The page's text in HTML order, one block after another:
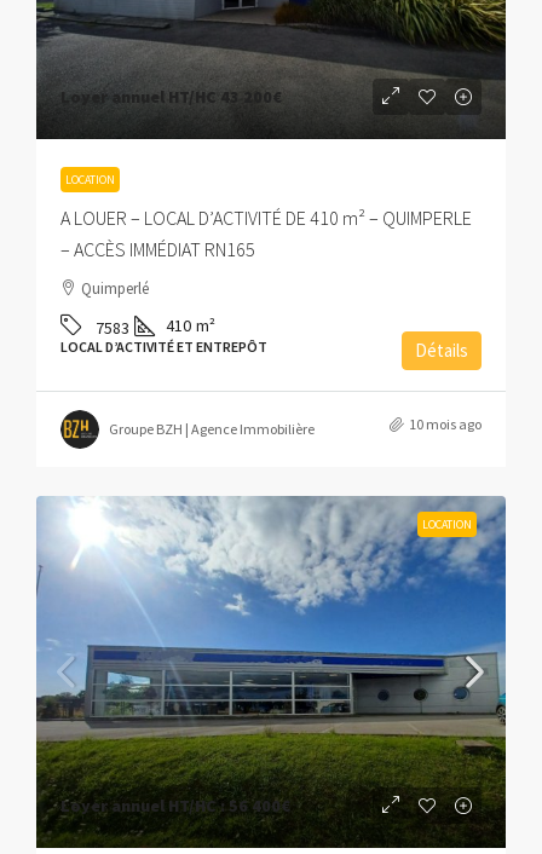
Loyer annuel HT/HC 43 200€
LOCATION
A LOUER – LOCAL D’ACTIVITÉ DE 410 m² – QUIMPERLE
– ACCÈS IMMÉDIAT RN165
Quimperlé
7583 410 m²
LOCAL D’ACTIVITÉ ET ENTREPÔT Détails
Groupe BZH | Agence Immobilière 10 mois ago
LOCATION
Loyer annuel HT/HC : 56 400€